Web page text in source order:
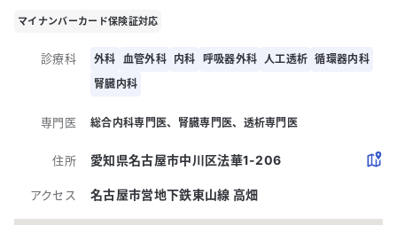
マイナンバーカード保険証対応
診療科 外科 血管外科 内科 呼吸器外科 人工透析 循環器内科
腎臓内科
専門医 総合内科専門医 腎臓専門医 透析専門医
住所 愛知県名古屋市中川区法華1-206
アクセス 名古屋市営地下鉄東山線 高畑